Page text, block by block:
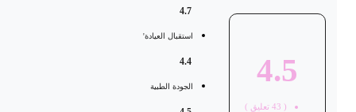
4.5
43 تعليق )
استقبال العيادة'
الجودة الطبية